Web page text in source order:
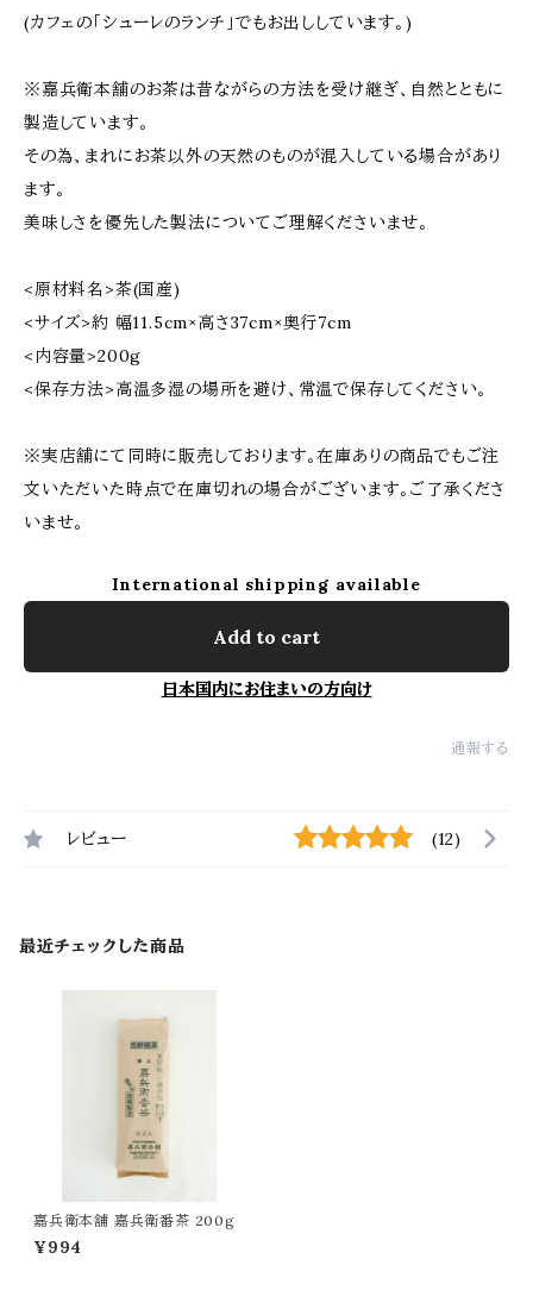
(カフェの「シューレのランチ」でもお出ししています。)
※嘉兵衛本舗のお茶は昔ながらの方法を受け継ぎ、自然とともに
製造しています。
その為、まれにお茶以外の天然のものが混入している場合があり
ます。
美味しさを優先した製法についてご理解くださいませ。
<原材料名>茶(国産)
<サイズ>約 幅11.5cm×高さ37cm×奥行7cm
<内容量>200g
<保存方法>高温多湿の場所を避け、常温で保存してください。
※実店舗にて同時に販売しております。在庫ありの商品でもご注
文いただいた時点で在庫切れの場合がございます。ご了承くださ
いませ。
International shipping available
Add to cart
日本国内にお住まいの方向け
通報する
レビュー (12)
最近チェックした商品
嘉兵衛本舗 嘉兵衛番茶 200g
¥994